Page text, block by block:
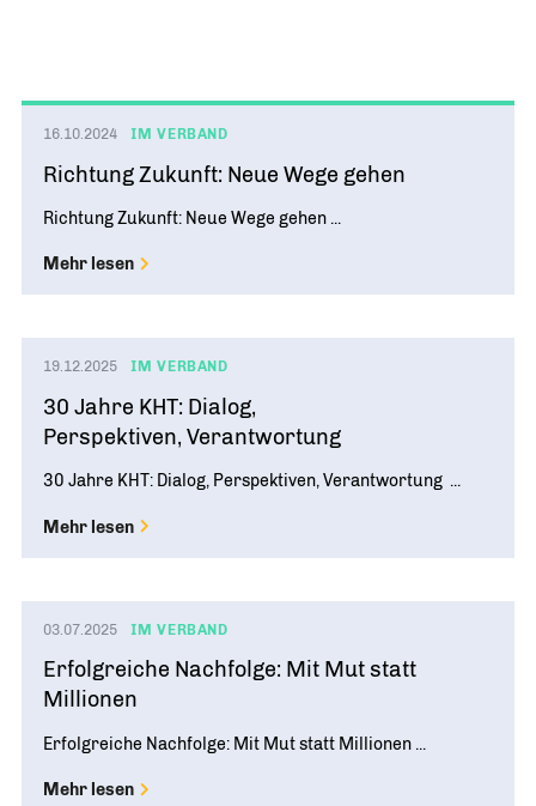
16.10.2024 IM VERBAND
Richtung Zukunft: Neue Wege gehen
Richtung Zukunft: Neue Wege gehen ...
Mehr lesen
19.12.2025 IM VERBAND
30 Jahre KHT: Dialog,
Perspektiven, Verantwortung
30 Jahre KHT: Dialog, Perspektiven, Verantwortung ...
Mehr lesen
03.07.2025 IM VERBAND
Erfolgreiche Nachfolge: Mit Mut statt
Millionen
Erfolgreiche Nachfolge: Mit Mut statt Millionen ...
Mehr lesen